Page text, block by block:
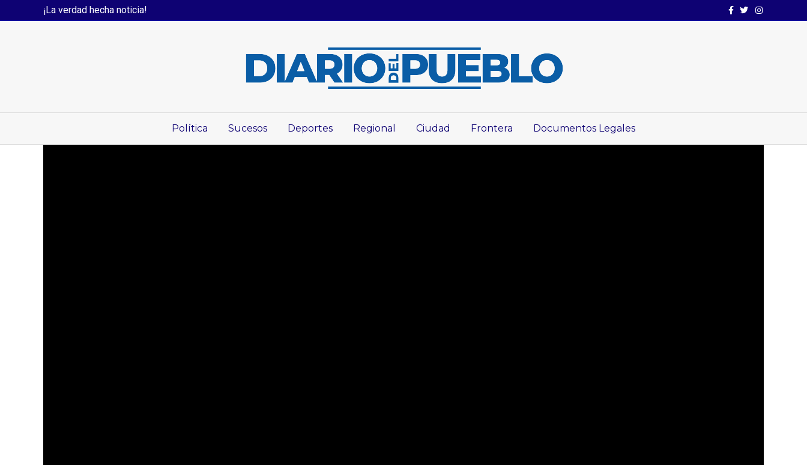
¡La verdad hecha noticia! Facebook
TwitterInstagram
Política Sucesos Deportes Regional Ciudad Frontera Documentos Legales